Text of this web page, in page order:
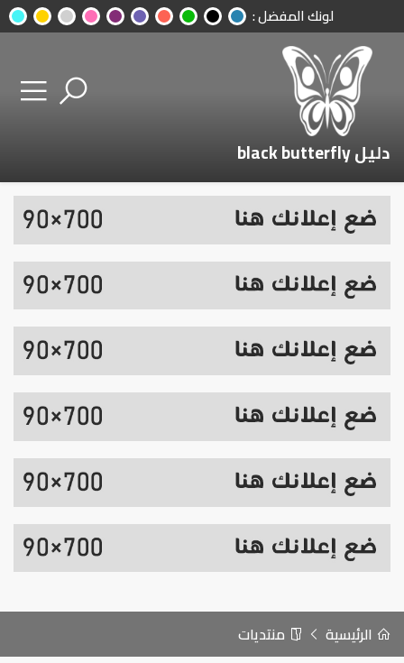
لونك المفضل :
دليل black butterfly
الرئيسية منتديات